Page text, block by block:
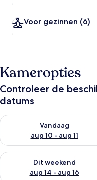
Voor gezinnen (6)
Kameropties
Controleer de
datums
Vandaag
aug 10 - aug 11
De beschikbaarheid
Dit weekend
aug 14 - aug 16
De beschikbaarheid